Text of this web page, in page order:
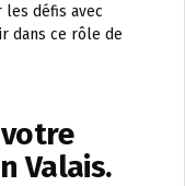
défis avec
dans ce rôle de
Valais.